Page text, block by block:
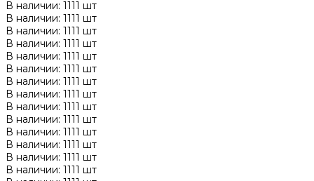
В наличии: 1111 шт
В наличии: 1111 шт
В наличии: 1111 шт
В наличии: 1111 шт
В наличии: 1111 шт
В наличии: 1111 шт
В наличии: 1111 шт
В наличии: 1111 шт
В наличии: 1111 шт
В наличии: 1111 шт
В наличии: 1111 шт
В наличии: 1111 шт
В наличии: 1111 шт
В наличии: 1111 шт